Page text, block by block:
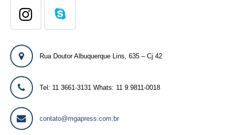
Rua Doutor Albuquerque Lins, 635 – Cj 42
Tel: 11 3661-3131 Whats: 11 9.9811-0018
contato@mgapress.com.br